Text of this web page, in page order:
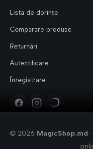
Lista de dorințe
Comparare produse
Returnări
Autentificare
Înregistrare
© 2026 MagicShop.md